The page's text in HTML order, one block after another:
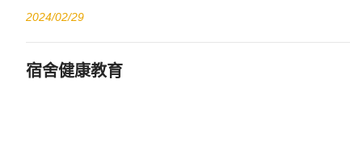
2024/02/29
宿舍健康教育